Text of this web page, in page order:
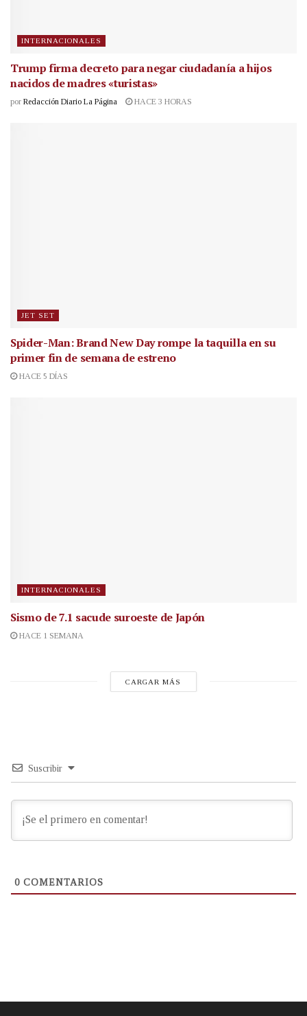
INTERNACIONALES
Trump firma decreto para negar ciudadanía a hijos
nacidos de madres «turistas»
por Redacción Diario La Página HACE 3 HORAS
JET SET
Spider-Man: Brand New Day rompe la taquilla en su
primer fin de semana de estreno
HACE 5 DÍAS
INTERNACIONALES
Sismo de 7.1 sacude suroeste de Japón
HACE 1 SEMANA
CARGAR MÁS
Suscribir
0 COMENTARIOS